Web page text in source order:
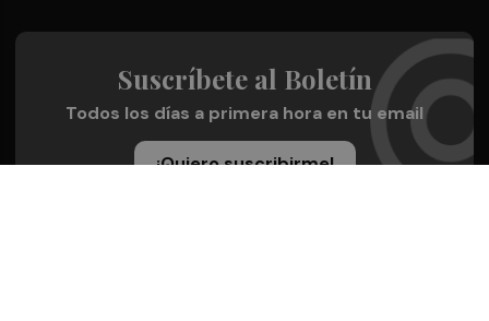
Suscríbete al Boletín
Todos los días a primera hora en tu email
¡Quiero suscribirme!